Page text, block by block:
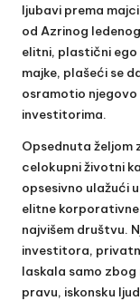
ljubavi prema
od Azrinog
elitni, plastični ego
majke, plašeći se
osramotio
investitorima.
Opsednuta željom
celokupni životni
opsesivno ulažući
elitne
najvišem društvu.
investitora,
laskala samo
pravu, iskonsku